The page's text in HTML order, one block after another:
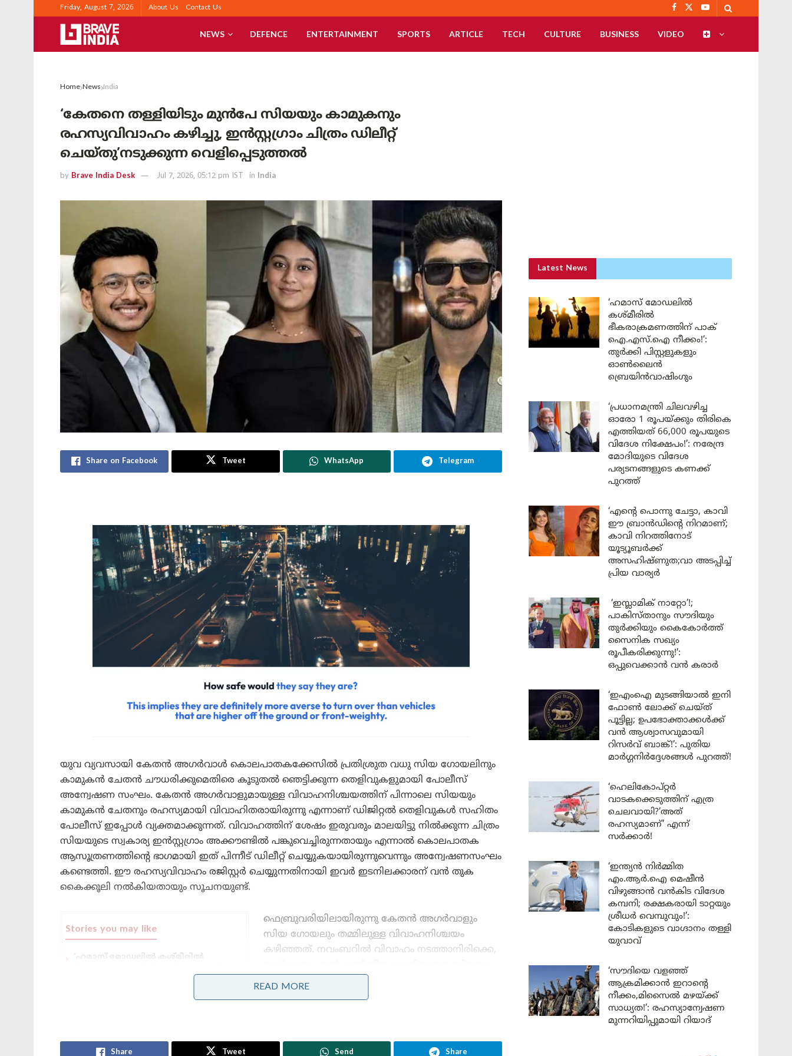
Friday, August 7, 2026 About Us Contact Us
NEWS DEFENCE ENTERTAINMENT SPORTS ARTICLE TECH CULTURE BUSINESS VIDEO
Home News India
‘കേതനെ തള്ളിയിടും മുൻപേ സിയയും കാമുകനും
രഹസ്യവിവാഹം കഴിച്ചു, ഇൻസ്റ്റഗ്രാം ചിത്രം ഡിലീറ്റ്
ചെയ്തു’നടുക്കുന്ന വെളിപ്പെടുത്തൽ
by Brave India Desk Jul 7, 2026, 05:12 pm IST in India
Share on Facebook Tweet WhatsApp Telegram
യുവ വ്യവസായി കേതൻ അഗർവാൾ കൊലപാതകക്കേസിൽ പ്രതിശ്രുത വധു സിയ ഗോയലിനും
കാമുകൻ ചേതൻ ചൗധരിക്കുമെതിരെ കൂടുതൽ ഞെട്ടിക്കുന്ന തെളിവുകളുമായി പോലീസ്
അന്വേഷണ സംഘം. കേതൻ അഗർവാളുമായുള്ള വിവാഹനിശ്ചയത്തിന് പിന്നാലെ സിയയും
കാമുകൻ ചേതനും രഹസ്യമായി വിവാഹിതരായിരുന്നു എന്നാണ് ഡിജിറ്റൽ തെളിവുകൾ സഹിതം
പോലീസ് ഇപ്പോൾ വ്യക്തമാക്കുന്നത്. വിവാഹത്തിന് ശേഷം ഇരുവരും മാലയിട്ടു നിൽക്കുന്ന ചിത്രം
സിയയുടെ സ്വകാര്യ ഇൻസ്റ്റഗ്രാം അക്കൗണ്ടിൽ പങ്കുവെച്ചിരുന്നതായും എന്നാൽ കൊലപാതക
ആസൂത്രണത്തിന്റെ ഭാഗമായി ഇത് പിന്നീട് ഡിലീറ്റ് ചെയ്യുകയായിരുന്നുവെന്നും അന്വേഷണസംഘം
കണ്ടെത്തി. ഈ രഹസ്യവിവാഹം രജിസ്റ്റർ ചെയ്യുന്നതിനായി ഇവർ ഇടനിലക്കാരന് വൻ തുക
കൈക്കൂലി നൽകിയതായും സൂചനയുണ്ട്.
Stories you may like
‘ഹമാസ് മോഡലിൽ കശ്മീരിൽ
നീക്കം!’: തുർക്കി പിസ്റ്റളുകളും
കണക്ക് പുറത്ത്
ഫെബ്രുവരിയിലായിരുന്നു കേതൻ അഗർവാളും
സിയ ഗോയലും തമ്മിലുള്ള വിവാഹനിശ്ചയം
കഴിഞ്ഞത്. നവംബറിൽ വിവാഹം നടത്താനിരിക്കെ,
ചേതനും രഹസ്യവിവാഹം ചെയ്തത്. സിയയുടെ
രണ്ട് കോളേജ് സുഹൃത്തുക്കളാണ് ഈ
പണം നൽകിയതായും പോലീസ് സംശയിക്കുന്നുണ്ട്.
READ MORE
Share Tweet Send Share
Latest News
‘ഹമാസ് മോഡലിൽ
കശ്മീരിൽ
ഭീകരാക്രമണത്തിന് പാക്
ഐ.എസ്.ഐ നീക്കം!’:
തുർക്കി പിസ്റ്റളുകളും
ഓൺലൈൻ
ബ്രെയിൻവാഷിംഗും
‘പ്രധാനമന്ത്രി ചിലവഴിച്ച
ഓരോ 1 രൂപയ്ക്കും തിരികെ
എത്തിയത് 66,000 രൂപയുടെ
വിദേശ നിക്ഷേപം!’: നരേന്ദ്ര
മോദിയുടെ വിദേശ
പര്യടനങ്ങളുടെ കണക്ക്
പുറത്ത്
‘എന്റെ പൊന്നു ചേട്ടാ, കാവി
ഈ ബ്രാൻഡിന്റെ നിറമാണ്;
കാവി നിറത്തിനോട്
യൂട്യൂബർക്ക്
അസഹിഷ്ണുത;വാ അടപ്പിച്ച്
പ്രിയ വാര്യർ
‘ഇസ്ലാമിക് നാറ്റോ’!;
പാകിസ്താനും സൗദിയും
തുർക്കിയും കൈകോർത്ത്
സൈനിക സഖ്യം
രൂപീകരിക്കുന്നു!’:
ഒപ്പുവെക്കാൻ വൻ കരാർ
‘ഇഎംഐ മുടങ്ങിയാൽ ഇനി
ഫോൺ ലോക്ക് ചെയ്ത്
പൂട്ടില്ല; ഉപഭോക്താക്കൾക്ക്
വൻ ആശ്വാസവുമായി
റിസർവ് ബാങ്ക്!’: പുതിയ
മാർഗ്ഗനിർദ്ദേശങ്ങൾ പുറത്ത്!
‘ഹെലികോപ്റ്റർ
വാടകക്കെടുത്തിന് എത്ര
ചെലവായി?’അത്
രഹസ്യമാണ്’ എന്ന്
സർക്കാർ!
‘ഇന്ത്യൻ നിർമ്മിത
എം.ആർ.ഐ മെഷീൻ
വിഴുങ്ങാൻ വൻകിട വിദേശ
കമ്പനി; രക്ഷകരായി ടാറ്റയും
ശ്രീധർ വെമ്പുവും!’:
കോടികളുടെ വാഗ്ദാനം തള്ളി
യുവാവ്
‘സൗദിയെ വളഞ്ഞ്
ആക്രമിക്കാൻ ഇറാന്റെ
നീക്കം,മിസൈൽ മഴയ്ക്ക്
സാധ്യത!’: രഹസ്യാന്വേഷണ
മുന്നറിയിപ്പുമായി റിയാദ്